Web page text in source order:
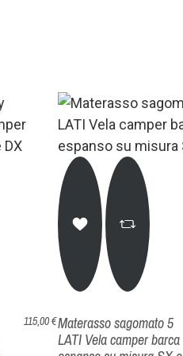
115,00 €Materasso sagomato 5
LATI Vela camper barca